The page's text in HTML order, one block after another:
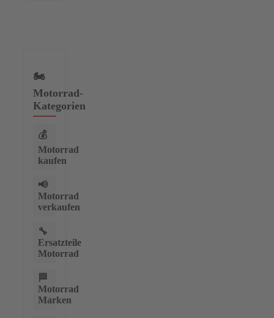
🏍️
Motorrad-
Kategorien
💰
Motorrad
kaufen
📢
Motorrad
verkaufen
🔧
Ersatzteile
Motorrad
🏁
Motorrad
Marken